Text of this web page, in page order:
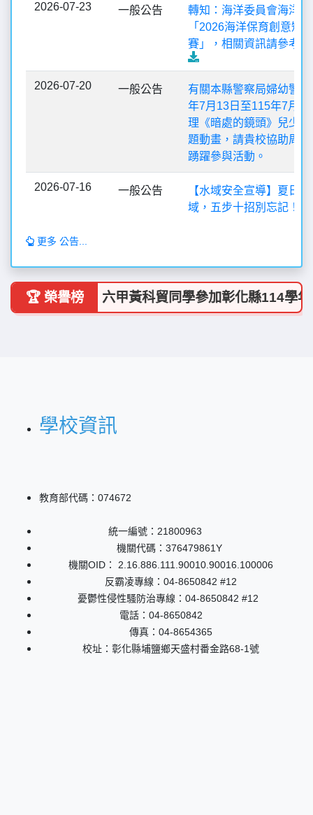
2026-07-23 一般公告
轉知：海洋委員會海洋
「2026海洋保育創意短
賽」，相關資訊請參考
2026-07-20 一般公告
有關本縣警察局婦幼警
年7月13日至115年7月
理《暗處的鏡頭》兒少
題動畫，請貴校協助周
踴躍參與活動。
2026-07-16 一般公告
【水域安全宣導】夏日
域，五步十招別忘記！
更多 公告...
🏆 榮譽榜
🎉 賀！六甲黃科貿同學參加彰化縣114學年
學校資訊
教育部代碼：074672
統一編號：21800963
機關代碼：376479861Y
機關OID： 2.16.886.111.90010.90016.100006
反霸凌專線：04-8650842 #12
憂鬱性侵性騷防治專線：04-8650842 #12
電話：04-8650842
傳真：04-8654365
校址：彰化縣埔鹽鄉天盛村番金路68-1號